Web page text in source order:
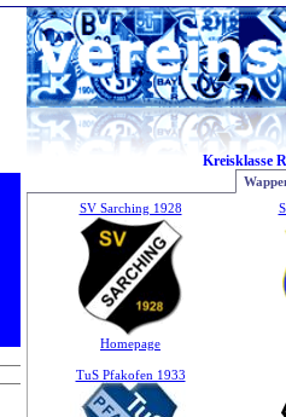
Kreisklasse
SV Sarching 1928
Homepage
TuS Pfakofen 1933